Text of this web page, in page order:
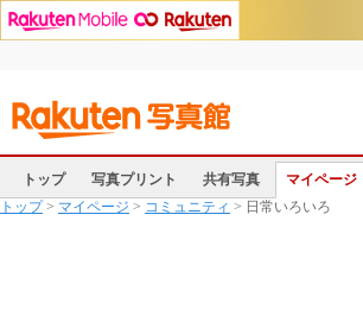
トップ 写真プリント 共有写真 マイページ
トップ> マイページ > コミュニティ > 日常いろいろ